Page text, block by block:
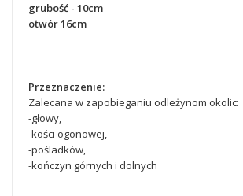
grubość - 10cm
otwór 16cm
Przeznaczenie:
Zalecana w zapobieganiu odleżynom okolic:
-głowy,
-kości ogonowej,
-pośladków,
-kończyn górnych i dolnych